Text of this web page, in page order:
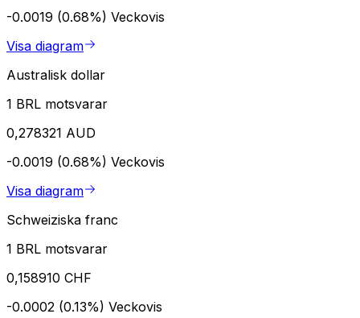
-0.0019 (0.68%) Veckovis
Visa diagram
Australisk dollar
1 BRL motsvarar
0,278321 AUD
-0.0019 (0.68%) Veckovis
Visa diagram
Schweiziska franc
1 BRL motsvarar
0,158910 CHF
-0.0002 (0.13%) Veckovis